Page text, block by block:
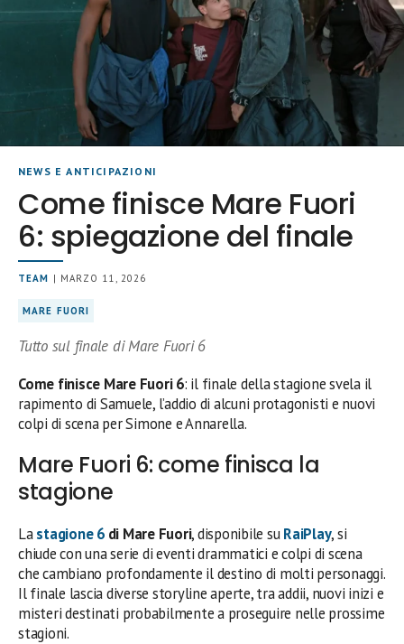
NEWS E ANTICIPAZIONI
Come finisce Mare Fuori
6: spiegazione del finale
TEAM | MARZO 11, 2026
MARE FUORI
Tutto sul finale di Mare Fuori 6
Come finisce Mare Fuori 6: il finale della stagione svela il
rapimento di Samuele, l’addio di alcuni protagonisti e nuovi
colpi di scena per Simone e Annarella.
Mare Fuori 6: come finisca la
stagione
Lastagione 6di Mare Fuori, disponibile suRaiPlay, si
chiude con una serie di eventi drammatici e colpi di scena
che cambiano profondamente il destino di molti personaggi.
Il finale lascia diverse storyline aperte, tra addii, nuovi inizi e
misteri destinati probabilmente a proseguire nelle prossime
stagioni.